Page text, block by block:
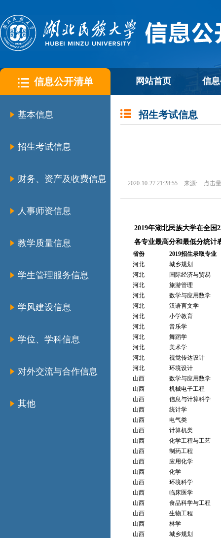
信息公开清单 网站首页 信
基本信息
招生考试信息
财务、资产及收费信息
人事师资信息
教学质量信息
学生管理服务信息
学风建设信息
学位、学科信息
对外交流与合作信息
其他
招生考试信息
2020-10-27 21:28:55 来源: 点击
2019年湖北民族大学在全国
各专业最高分和最低分统计
省份
2019招生录取专业
河北
城乡规划
河北
国际经济与贸易
河北
旅游管理
河北
数学与应用数学
河北
汉语言文学
河北
小学教育
河北
音乐学
河北
舞蹈学
河北
美术学
河北
视觉传达设计
河北
环境设计
山西
数学与应用数学
山西
机械电子工程
山西
信息与计算科学
山西
统计学
山西
电气类
山西
计算机类
山西
化学工程与工艺
山西
制药工程
山西
应用化学
山西
化学
山西
环境科学
山西
临床医学
山西
食品科学与工程
山西
生物工程
山西
林学
山西
城乡规划